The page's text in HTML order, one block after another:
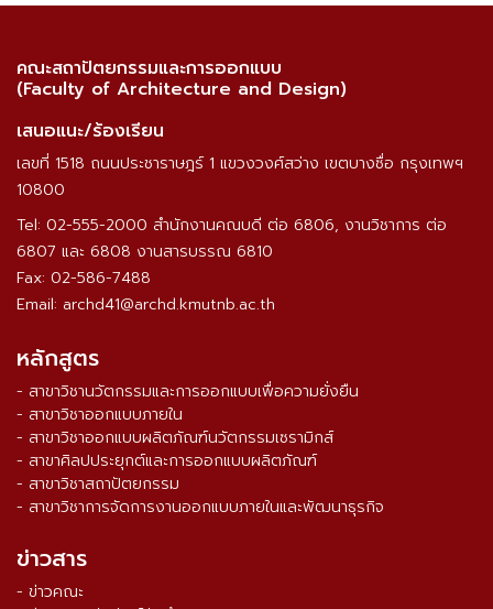
คณะสถาปัตยกรรมและการออกแบบ
(Faculty of Architecture and Design)
เสนอแนะ/ร้องเรียน
เลขที่ 1518 ถนนประชาราษฎร์ 1 แขวงวงศ์สว่าง เขตบางซื่อ กรุงเทพฯ
10800
Tel: 02-555-2000 สำนักงานคณบดี ต่อ 6806, งานวิชาการ ต่อ
6807 และ 6808 งานสารบรรณ 6810
Fax: 02-586-7488
Email: archd41@archd.kmutnb.ac.th
หลักสูตร
- สาขาวิชานวัตกรรมและการออกแบบเพื่อความยั่งยืน
- สาขาวิชาออกแบบภายใน
- สาขาวิชาออกแบบผลิตภัณฑ์นวัตกรรมเซรามิกส์
- สาขาศิลปประยุกต์และการออกแบบผลิตภัณฑ์
- สาขาวิชาสถาปัตยกรรม
- สาขาวิชาการจัดการงานออกแบบภายในและพัฒนาธุรกิจ
ข่าวสาร
- ข่าวคณะ